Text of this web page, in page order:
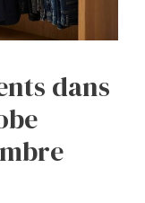
dans